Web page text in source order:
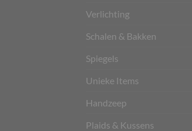
Verlichting
Schalen & Bakken
Spiegels
Unieke Items
Handzeep
Plaids & Kussens